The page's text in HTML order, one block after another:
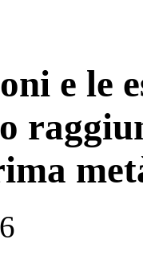
e le